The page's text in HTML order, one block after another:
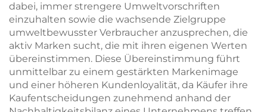
dabei, immer strengere Umweltvorschriften
einzuhalten sowie die wachsende Zielgruppe
umweltbewusster Verbraucher anzusprechen, die
aktiv Marken sucht, die mit ihren eigenen Werten
übereinstimmen. Diese Übereinstimmung führt
unmittelbar zu einem gestärkten Markenimage
und einer höheren Kundenloyalität, da Käufer ihre
Kaufentscheidungen zunehmend anhand der